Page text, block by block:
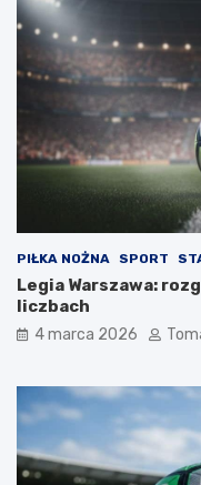
PIŁKA NOŻNA SPORT
Legia Warszawa:
liczbach
4 marca 2026